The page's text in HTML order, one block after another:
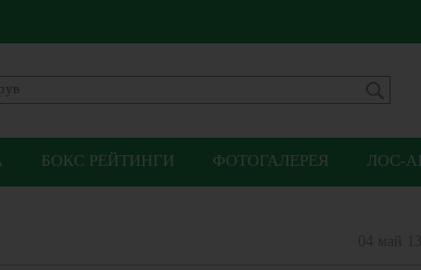
БОКС РЕЙТИНГИ ФОТОГАЛЕРЕЯ ЛОС-